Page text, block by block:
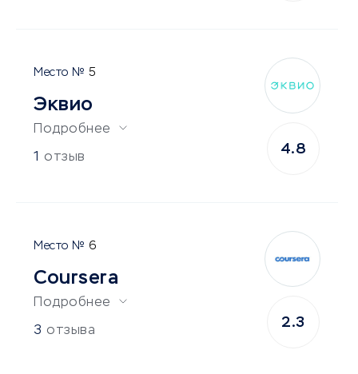
5
Эквио
Подробнее
1 отзыв
4.8
6
Coursera
Подробнее
3 отзыва
2.3